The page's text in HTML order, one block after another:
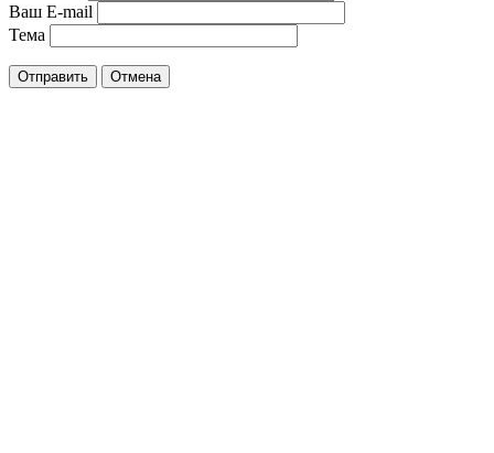
Ваш E-mail
Тема
Отправить Отмена